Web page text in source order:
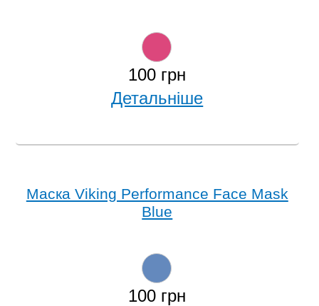
100 грн
Детальніше
Маска Viking Performance Face Mask
Blue
100 грн